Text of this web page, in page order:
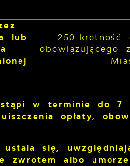
lub
250-krotność
obowiązującego
w terminie do
opłaty,
ustala się,
zwrotem albo